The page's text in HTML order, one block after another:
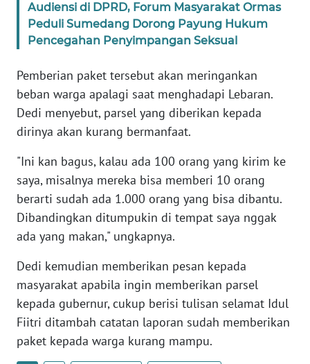
Audiensi di DPRD, Forum Masyarakat Ormas
Peduli Sumedang Dorong Payung Hukum
Pencegahan Penyimpangan Seksual
Pemberian paket tersebut akan meringankan
beban warga apalagi saat menghadapi Lebaran.
Dedi menyebut, parsel yang diberikan kepada
dirinya akan kurang bermanfaat.
"Ini kan bagus, kalau ada 100 orang yang kirim ke
saya, misalnya mereka bisa memberi 10 orang
berarti sudah ada 1.000 orang yang bisa dibantu.
Dibandingkan ditumpukin di tempat saya nggak
ada yang makan," ungkapnya.
Dedi kemudian memberikan pesan kepada
masyarakat apabila ingin memberikan parsel
kepada gubernur, cukup berisi tulisan selamat Idul
Fiitri ditambah catatan laporan sudah memberikan
paket kepada warga kurang mampu.
WN
SULTRA
NTB
WN
SULTENG
WN
SULBAR
WN
BABEL
WN
SUMBAR
WN
SUMSEL